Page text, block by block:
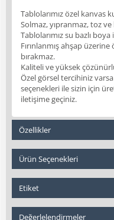
Tablolarımız özel kanvas
Solmaz, yıpranmaz, toz
Tablolarımız su bazlı
Fırınlanmış ahşap
bırakmaz.
Kaliteli ve yüksek
Özel görsel tercihiniz
seçenekleri ile sizin için
iletişime geçiniz.
Özellikler
Ürün Seçenekleri
Etiket
Değerlelendirmeler